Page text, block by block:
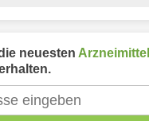
neuesten Arzneimittel